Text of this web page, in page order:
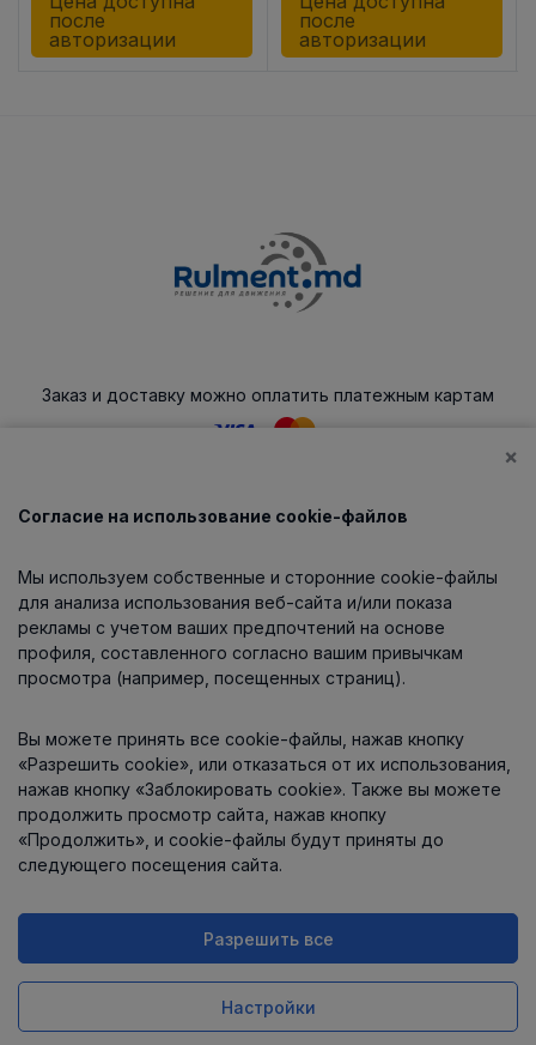
после
авторизации
после
авторизации
Заказ и доставку можно оплатить платежным картам
Каталог
О компании
Информация
Контакты
Интернет-магазин работает
×
Согласие на использование cookie-файлов
Мы используем собственные и сторонние cookie-файлы
для анализа использования веб-сайта и/или показа
рекламы с учетом ваших предпочтений на основе
профиля, составленного согласно вашим привычкам
просмотра (например, посещенных страниц).
Вы можете принять все cookie-файлы, нажав кнопку
«Разрешить cookie», или отказаться от их использования,
нажав кнопку «Заблокировать cookie». Также вы можете
продолжить просмотр сайта, нажав кнопку
«Продолжить», и cookie-файлы будут приняты до
следующего посещения сайта.
Разрешить все
Настройки